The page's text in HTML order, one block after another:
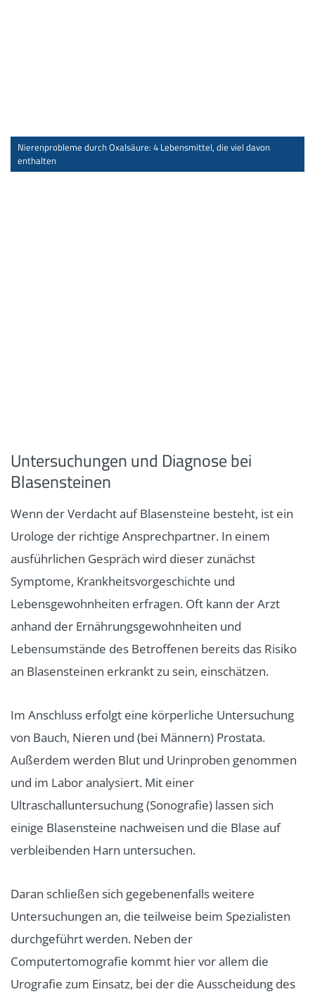
Nierenprobleme durch Oxalsäure: 4 Lebensmittel, die viel davon
enthalten
Untersuchungen und Diagnose bei
Blasensteinen
Wenn der Verdacht auf Blasensteine besteht, ist ein
Urologe der richtige Ansprechpartner. In einem
ausführlichen Gespräch wird dieser zunächst
Symptome, Krankheitsvorgeschichte und
Lebensgewohnheiten erfragen. Oft kann der Arzt
anhand der Ernährungsgewohnheiten und
Lebensumstände des Betroffenen bereits das Risiko
an Blasensteinen erkrankt zu sein, einschätzen.
Im Anschluss erfolgt eine körperliche Untersuchung
von Bauch, Nieren und (bei Männern) Prostata.
Außerdem werden Blut und Urinproben genommen
und im Labor analysiert. Mit einer
Ultraschalluntersuchung (Sonografie) lassen sich
einige Blasensteine nachweisen und die Blase auf
verbleibenden Harn untersuchen.
Daran schließen sich gegebenenfalls weitere
Untersuchungen an, die teilweise beim Spezialisten
durchgeführt werden. Neben der
Computertomografie kommt hier vor allem die
Urografie zum Einsatz, bei der die Ausscheidung des